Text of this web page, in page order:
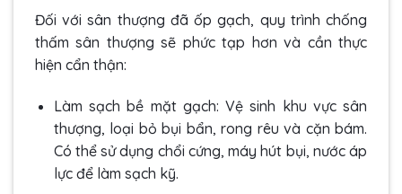
Đối với sân thượng đã ốp gạch, quy trình chống
thấm sân thượng sẽ phức tạp hơn và cần thực
hiện cẩn thận:
Làm sạch bề mặt gạch: Vệ sinh khu vực sân
thượng, loại bỏ bụi bẩn, rong rêu và cặn bám.
Có thể sử dụng chổi cứng, máy hút bụi, nước áp
lực để làm sạch kỹ.